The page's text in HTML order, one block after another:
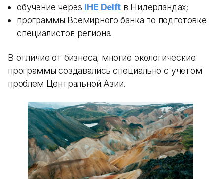
обучение через IHE Delftв Нидерландах;
программы Всемирного банка по подготовке
специалистов региона.
В отличие от бизнеса, многие экологические
программы создавались специально с учетом
проблем Центральной Азии.